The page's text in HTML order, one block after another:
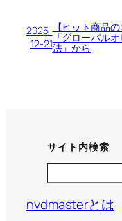
2025-
12-21
【ヒット商品
「グローバル
法」から
サイト内検索
nvdmasterとは